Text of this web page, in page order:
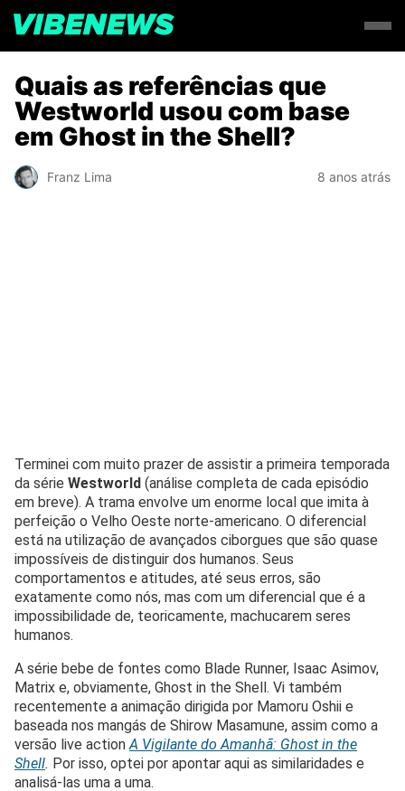
Quais as referências que
Westworld usou com base
em Ghost in the Shell?
Franz Lima 8 anos atrás
Terminei com muito prazer de assistir a primeira temporada
da série Westworld (análise completa de cada episódio
em breve). A trama envolve um enorme local que imita à
perfeição o Velho Oeste norte-americano. O diferencial
está na utilização de avançados ciborgues que são quase
impossíveis de distinguir dos humanos. Seus
comportamentos e atitudes, até seus erros, são
exatamente como nós, mas com um diferencial que é a
impossibilidade de, teoricamente, machucarem seres
humanos.
A série bebe de fontes como Blade Runner, Isaac Asimov,
Matrix e, obviamente, Ghost in the Shell. Vi também
recentemente a animação dirigida por Mamoru Oshii e
baseada nos mangás de Shirow Masamune, assim como a
versão live action A Vigilante do Amanhã: Ghost in the
Shell. Por isso, optei por apontar aqui as similaridades e
analisá-las uma a uma.